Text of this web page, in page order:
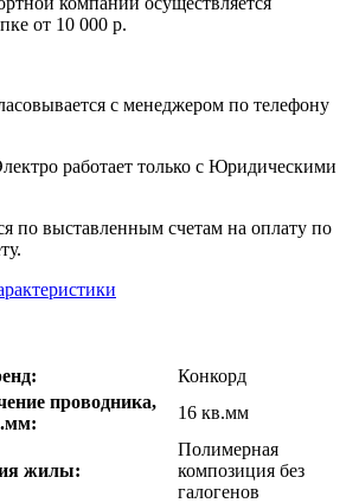
от 10 000 р.
с менеджером по телефону
работает только с Юридическими
по выставленным счетам на оплату по
Конкорд
проводника,
16 кв.мм
жилы:
Полимерная
композиция без
галогенов